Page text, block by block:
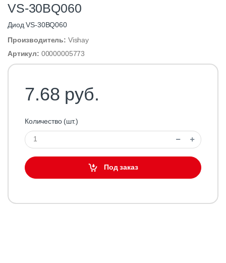
VS-30BQ060
Диод VS-30BQ060
Производитель: Vishay
Артикул: 00000005773
7.68 руб.
Количество (шт.)
Под заказ